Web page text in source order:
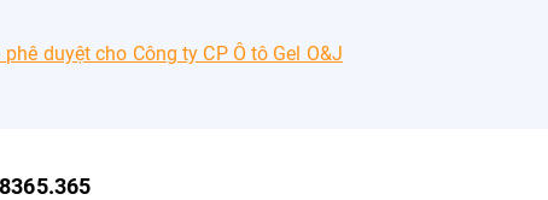
duyệt cho Công ty CP Ô tô Gel O&J